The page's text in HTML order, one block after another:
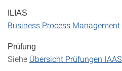
ILIAS
Business Process Management
Prüfung
Siehe Übersicht Prüfungen IAAS